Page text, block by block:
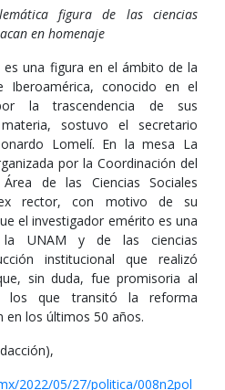
figura de las ciencias
en homenaje
es una figura en el ámbito de la
Iberoamérica, conocido en el
la trascendencia de sus
sostuvo el secretario
Lomelí. En la mesa La
por la Coordinación del
de las Ciencias Sociales
rector, con motivo de su
el investigador emérito es una
la UNAM y de las ciencias
institucional que realizó
sin duda, fue promisoria al
los que transitó la reforma
en los últimos 50 años.
2022/05/27/politica/008n2pol